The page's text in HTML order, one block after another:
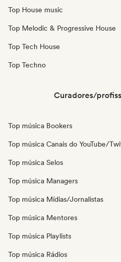
Top House music
Top Melodic & Progressive House
Top Tech House
Top Techno
Curadores/
Top música Bookers
Top música Canais do YouTube/
Top música Selos
Top música Managers
Top música Mídias/Jornalistas
Top música Mentores
Top música Playlists
Top música Rádios